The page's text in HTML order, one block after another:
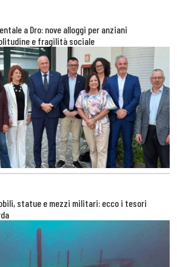
a Dro: nove alloggi per anziani
e fragilità sociale
statue e mezzi militari: ecco i tesori